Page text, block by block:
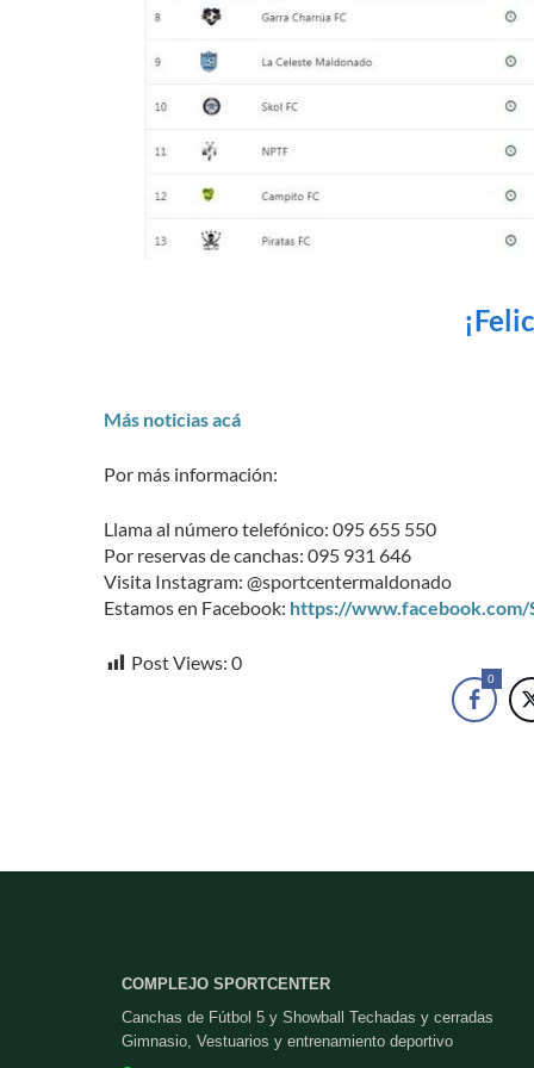
Más noticias acá
Por más información:
Llama al número telefónico: 095 655 550
Por reservas de canchas: 095 931 646
Visita Instagram: @sportcentermaldonado
Estamos en Facebook: https://
Post Views: 0
0
COMPLEJO SPORTCENTER
Canchas de Fútbol 5 y Showball Techadas y cerradas
Gimnasio, Vestuarios y entrenamiento deportivo